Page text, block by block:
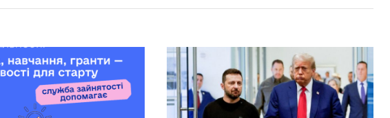
роботи
укриття: куди повідомляти про
зачинені
14:52
Рустем Умєров очолив Службу
зовнішньої розвідки, а Ігор Клименко